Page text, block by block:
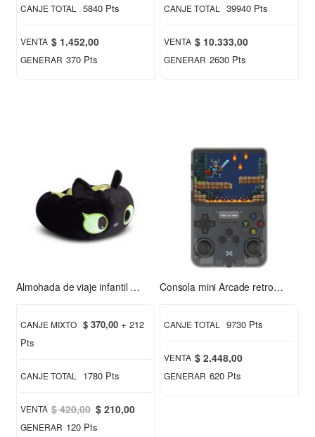
CANJE TOTAL 5840 Pts
VENTA $ 1.452,00
GENERAR 370 Pts
CANJE TOTAL 39940 Pts
VENTA $ 10.333,00
GENERAR 2630 Pts
Almohada de viaje infantil Chimuelo verde
CANJE MIXTO $ 370,00 + 212
Pts
CANJE TOTAL 1780 Pts
VENTA $ 420,00 Special
Price
$ 210,00
GENERAR 120 Pts
Consola mini Arcade retro Xion XI-GAME350
CANJE TOTAL 9730 Pts
VENTA $ 2.448,00
GENERAR 620 Pts